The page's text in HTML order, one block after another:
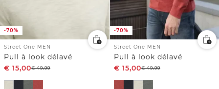
-70%
Street One MEN
Pull à look délavé
€ 15,00€49,99
-70%
Street One MEN
Pull à look délavé
€ 15,00€49,99